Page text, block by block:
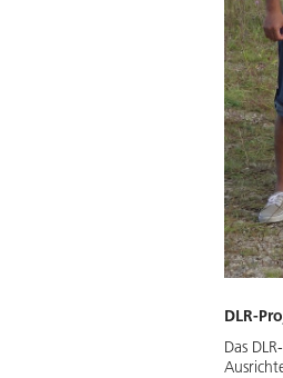
DLR-
Das